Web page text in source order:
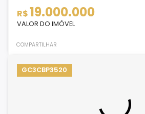
R$19.000.000
VALOR DO IMÓVEL
COMPARTILHAR
GC3CBP3520